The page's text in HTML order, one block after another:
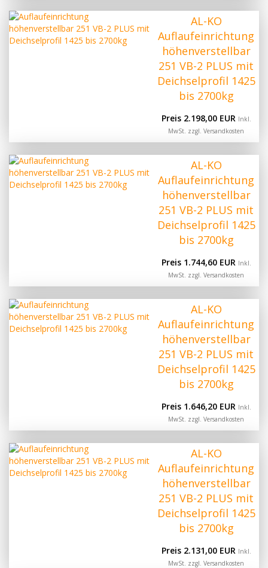
AL-KO
Auflaufeinrichtung
höhenverstellbar
251 VB-2 PLUS mit
Deichselprofil 1425
bis 2700kg
Preis 2.198,00 EUR Inkl.
MwSt. zzgl.Versandkosten
AL-KO
Auflaufeinrichtung
höhenverstellbar
251 VB-2 PLUS mit
Deichselprofil 1425
bis 2700kg
Preis 1.744,60 EUR Inkl.
MwSt. zzgl.Versandkosten
AL-KO
Auflaufeinrichtung
höhenverstellbar
251 VB-2 PLUS mit
Deichselprofil 1425
bis 2700kg
Preis 1.646,20 EUR Inkl.
MwSt. zzgl.Versandkosten
AL-KO
Auflaufeinrichtung
höhenverstellbar
251 VB-2 PLUS mit
Deichselprofil 1425
bis 2700kg
Preis 2.131,00 EUR Inkl.
MwSt. zzgl.Versandkosten